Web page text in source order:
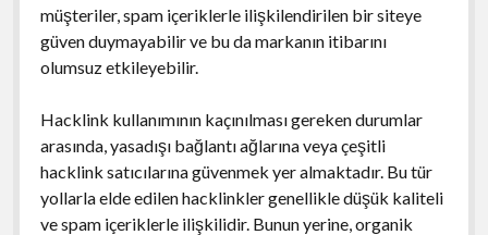
müşteriler, spam içeriklerle ilişkilendirilen bir siteye
güven duymayabilir ve bu da markanın itibarını
olumsuz etkileyebilir.
Hacklink kullanımının kaçınılması gereken durumlar
arasında, yasadışı bağlantı ağlarına veya çeşitli
hacklink satıcılarına güvenmek yer almaktadır. Bu tür
yollarla elde edilen hacklinkler genellikle düşük kaliteli
ve spam içeriklerle ilişkilidir. Bunun yerine, organik